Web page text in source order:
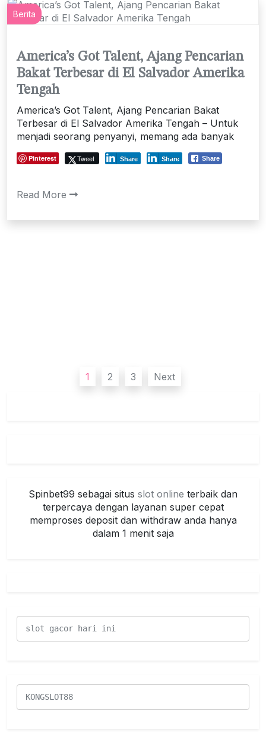
Berita
America’s Got Talent, Ajang Pencarian
Bakat Terbesar di El Salvador Amerika
Tengah
America’s Got Talent, Ajang Pencarian Bakat
Terbesar di El Salvador Amerika Tengah – Untuk
menjadi seorang penyanyi, memang ada banyak
Pinterest Tweet Share Share Share
Read More
1 2 3 Next
Spinbet99 sebagai situs slot online terbaik dan
terpercaya dengan layanan super cepat
memproses deposit dan withdraw anda hanya
dalam 1 menit saja
slot gacor hari ini
KONGSLOT88